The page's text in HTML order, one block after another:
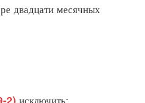
двадцати месячных
2) исключить;